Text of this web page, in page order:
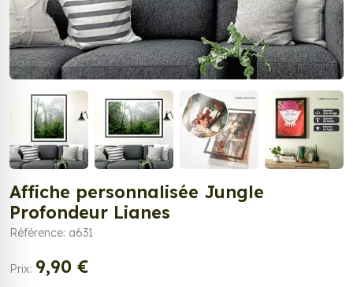
Affiche personnalisée Jungle
Profondeur Lianes
Référence: a631
Prix: 9,90 €